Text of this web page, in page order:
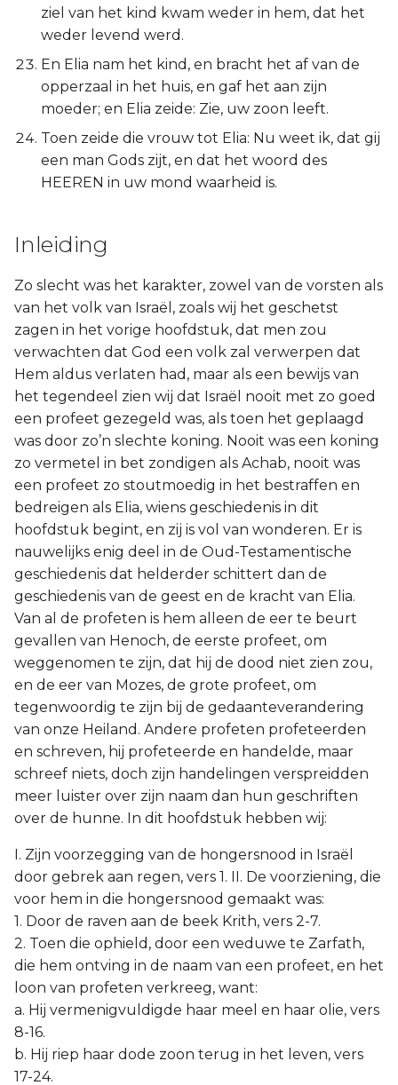
ziel van het kind kwam weder in hem, dat het
weder levend werd.
En Elia nam het kind, en bracht het af van de
opperzaal in het huis, en gaf het aan zijn
moeder; en Elia zeide: Zie, uw zoon leeft.
Toen zeide die vrouw tot Elia: Nu weet ik, dat gij
een man Gods zijt, en dat het woord des
HEEREN in uw mond waarheid is.
Inleiding
Zo slecht was het karakter, zowel van de vorsten als
van het volk van Israël, zoals wij het geschetst
zagen in het vorige hoofdstuk, dat men zou
verwachten dat God een volk zal verwerpen dat
Hem aldus verlaten had, maar als een bewijs van
het tegendeel zien wij dat Israël nooit met zo goed
een profeet gezegeld was, als toen het geplaagd
was door zo’n slechte koning. Nooit was een koning
zo vermetel in bet zondigen als Achab, nooit was
een profeet zo stoutmoedig in het bestraffen en
bedreigen als Elia, wiens geschiedenis in dit
hoofdstuk begint, en zij is vol van wonderen. Er is
nauwelijks enig deel in de Oud-Testamentische
geschiedenis dat helderder schittert dan de
geschiedenis van de geest en de kracht van Elia.
Van al de profeten is hem alleen de eer te beurt
gevallen van Henoch, de eerste profeet, om
weggenomen te zijn, dat hij de dood niet zien zou,
en de eer van Mozes, de grote profeet, om
tegenwoordig te zijn bij de gedaanteverandering
van onze Heiland. Andere profeten profeteerden
en schreven, hij profeteerde en handelde, maar
schreef niets, doch zijn handelingen verspreidden
meer luister over zijn naam dan hun geschriften
over de hunne. In dit hoofdstuk hebben wij:
I. Zijn voorzegging van de hongersnood in Israël
door gebrek aan regen, vers 1. II. De voorziening, die
voor hem in die hongersnood gemaakt was:
1. Door de raven aan de beek Krith, vers 2-7.
2. Toen die ophield, door een weduwe te Zarfath,
die hem ontving in de naam van een profeet, en het
loon van profeten verkreeg, want:
a. Hij vermenigvuldigde haar meel en haar olie, vers
8-16.
b. Hij riep haar dode zoon terug in het leven, vers
17-24.